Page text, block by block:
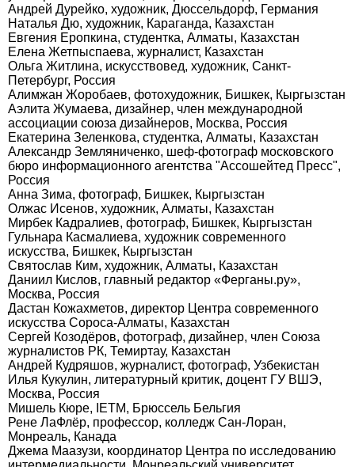
Андрей Дурейко, художник, Дюссельдорф, Германия
Наталья Дю, художник, Караганда, Казахстан
Евгения Еропкина, студентка, Алматы, Казахстан
Елена Жетпыспаева, журналист, Казахстан
Ольга Житлина, искусствовед, художник, Санкт-
Петербург, Россия
Алимжан Жоробаев, фотохудожник, Бишкек, Кыргызстан
Аэлита Жумаева, дизайнер, член международной
ассоциации союза дизайнеров, Москва, Россия
Екатерина Зеленкова, студентка, Алматы, Казахстан
Александр Земляниченко, шеф-фотограф московского
бюро информационного агентства "Ассошейтед Пресс",
Россия
Анна Зима, фотограф, Бишкек, Кыргызстан
Олжас Исенов, художник, Алматы, Казахстан
Мирбек Кадралиев, фотограф, Бишкек, Кыргызстан
Гульнара Касмалиева, художник современного
искусства, Бишкек, Кыргызстан
Святослав Ким, художник, Алматы, Казахстан
Даниил Кислов, главный редактор «Ферганы.ру»,
Москва, Россия
Дастан Кожахметов, директор Центра современного
искусства Сороса-Алматы, Казахстан
Сергей Козодёров, фотограф, дизайнер, член Союза
журналистов РК, Темиртау, Казахстан
Андрей Кудряшов, журналист, фотограф, Узбекистан
Илья Кукулин, литературный критик, доцент ГУ ВШЭ,
Москва, Россия
Мишель Кюре, IETM, Брюссель Бельгия
Рене ЛаФлёр, профессор, колледж Сан-Лоран,
Монреаль, Канада
Джема Маазузи, координатор Центра по исследованию